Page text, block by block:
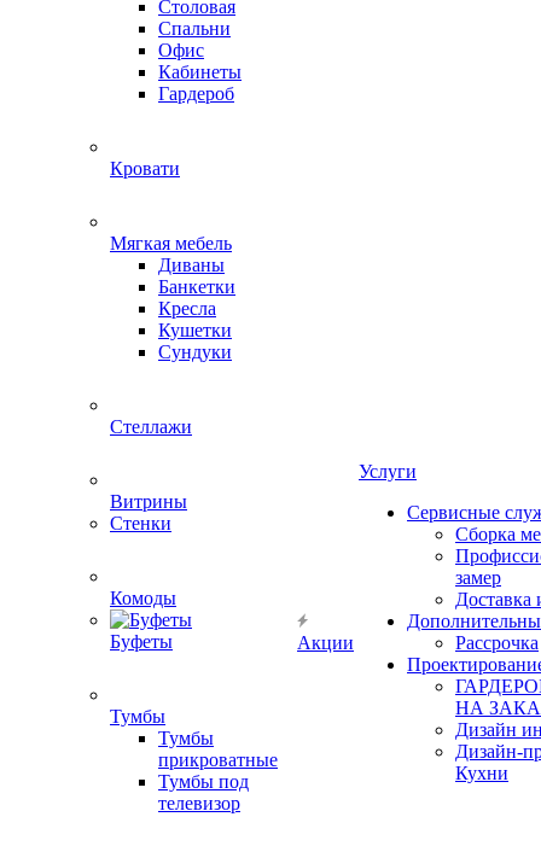
Столовая
Спальни
Офис
Кабинеты
Гардероб
Кровати
Мягкая мебель
Диваны
Банкетки
Кресла
Кушетки
Сундуки
Стеллажи
Витрины
Стенки
Комоды
Буфеты
Тумбы
Тумбы
прикроватные
Тумбы под
телевизор
Акции
Услуги
Сервисные
Сборка
замер
Доставка
Рассрочка
НА
Дизайн
Дизайн-
Кухни